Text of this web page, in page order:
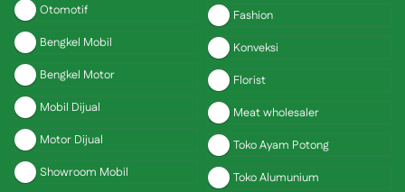
Otomotif
Bengkel Mobil
Bengkel Motor
Mobil Dijual
Motor Dijual
Showroom Mobil
Fashion
Konveksi
Florist
Meat wholesaler
Toko Ayam Potong
Toko Alumunium